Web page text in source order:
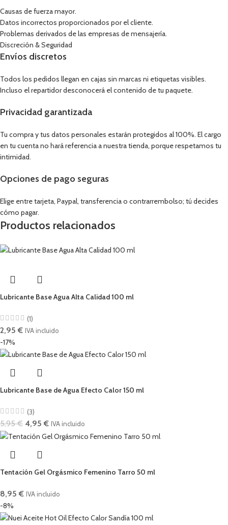
Causas de fuerza mayor.
Datos incorrectos proporcionados por el cliente.
Problemas derivados de las empresas de mensajería.
Discreción & Seguridad
Envíos discretos
Todos los pedidos llegan en cajas sin marcas ni etiquetas visibles.
Incluso el repartidor desconocerá el contenido de tu paquete.
Privacidad garantizada
Tu compra y tus datos personales estarán protegidos al 100%. El cargo
en tu cuenta no hará referencia a nuestra tienda, porque respetamos tu
intimidad.
Opciones de pago seguras
Elige entre tarjeta, Paypal, transferencia o contrarrembolso; tú decides
cómo pagar.
Productos relacionados
Lubricante Base Agua Alta Calidad 100 ml
(1)
2,95€ IVA incluido
-17%
Lubricante Base de Agua Efecto Calor 150 ml
(3)
5,95€ 4,95€ IVA incluido
Tentación Gel Orgásmico Femenino Tarro 50 ml
8,95€ IVA incluido
-8%